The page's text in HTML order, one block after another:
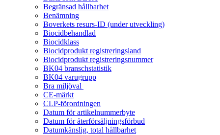
Begränsad hållbarhet
Benämning
Boverkets resurs-ID (under utveckling)
Biocidbehandlad
Biocidklass
Biocidprodukt registreringsland
Biocidprodukt registreringsnummer
BK04 branschstatistik
BK04 varugrupp
Bra miljöval
CE-märkt
CLP-förordningen
Datum för artikelnummerbyte
Datum för återförsäljningsförbud
Datumkänslig, total hållbarhet